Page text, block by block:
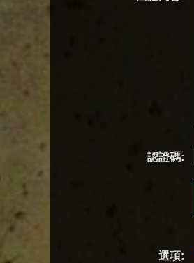
認證碼:
選項: